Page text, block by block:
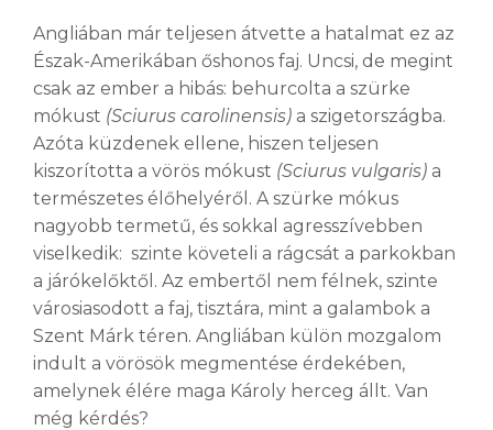
Angliában már teljesen átvette a hatalmat ez az
Észak-Amerikában őshonos faj. Uncsi, de megint
csak az ember a hibás: behurcolta a szürke
mókust (Sciurus carolinensis) a szigetországba.
Azóta küzdenek ellene, hiszen teljesen
kiszorította a vörös mókust (Sciurus vulgaris) a
természetes élőhelyéről. A szürke mókus
nagyobb termetű, és sokkal agresszívebben
viselkedik: szinte követeli a rágcsát a parkokban
a járókelőktől. Az embertől nem félnek, szinte
városiasodott a faj, tisztára, mint a galambok a
Szent Márk téren. Angliában külön mozgalom
indult a vörösök megmentése érdekében,
amelynek élére maga Károly herceg állt. Van
még kérdés?